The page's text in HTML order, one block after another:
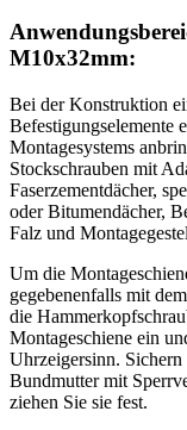
M10x32mm:
Bei der Konstruktion
Befestigungselemente
Montagesystems
Stockschrauben mit
Faserzementdächer,
oder Bitumendächer,
Falz und
Um die
gegebenenfalls mit
die
Montageschiene ein
Uhrzeigersinn.
Bundmutter mit
ziehen Sie sie fest.